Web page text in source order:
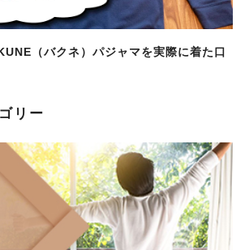
（バクネ）パジャマを実際に着た口
リー